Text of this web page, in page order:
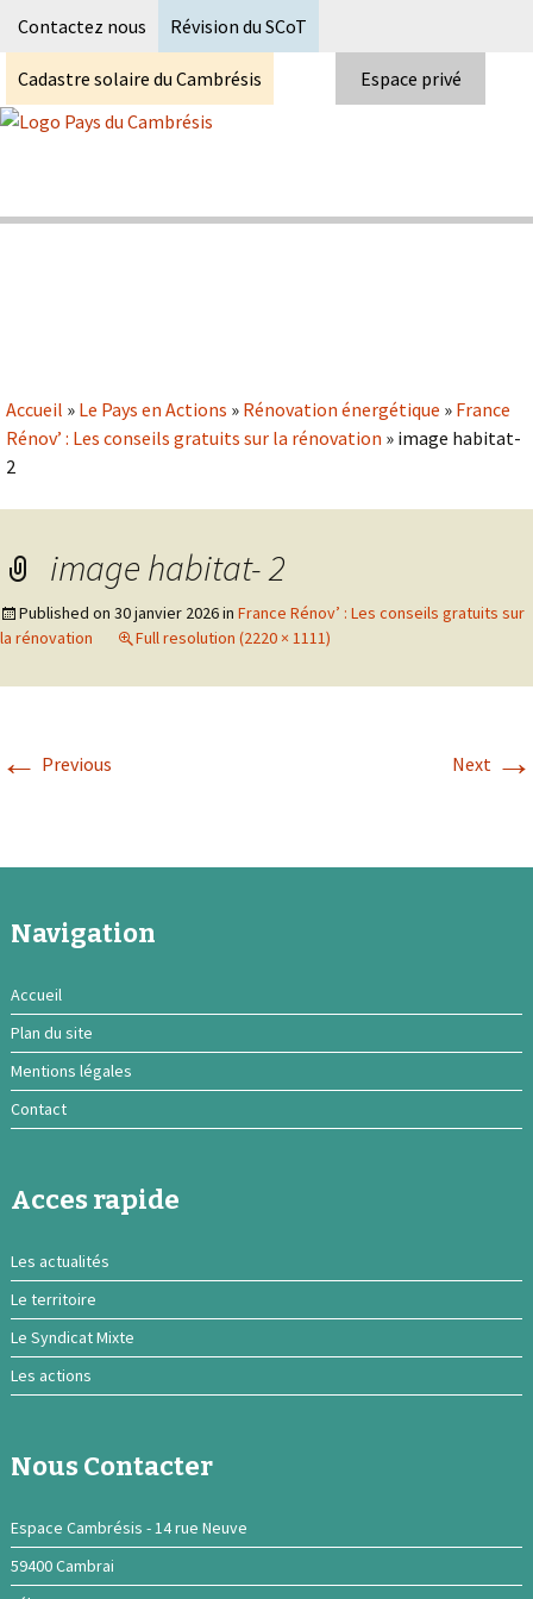
Contactez nous Révision du SCoT
Cadastre solaire du Cambrésis Espace privé
Accueil » Le Pays en Actions » Rénovation énergétique » France
Rénov’ : Les conseils gratuits sur la rénovation » image habitat-
2
image habitat- 2
Published on 30 janvier 2026in France Rénov’ : Les conseils gratuits sur
la rénovation
Full resolution (2220 × 1111)
← Previous Next →
Navigation
Accueil
Plan du site
Mentions légales
Contact
Acces rapide
Les actualités
Le territoire
Le Syndicat Mixte
Les actions
Nous Contacter
Espace Cambrésis - 14 rue Neuve
59400 Cambrai